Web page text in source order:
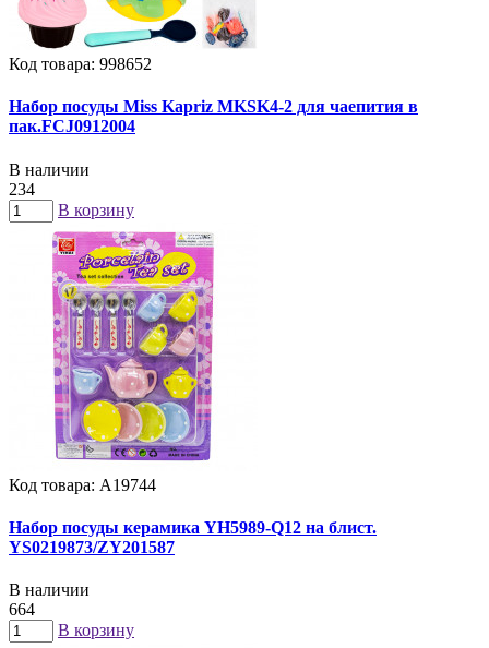
Код товара: 998652
Набор посуды Miss Kapriz MKSK4-2 для чаепития в
пак.FCJ0912004
В наличии
234
В корзину
Код товара: А19744
Набор посуды керамика YH5989-Q12 на блист.
YS0219873/ZY201587
В наличии
664
В корзину